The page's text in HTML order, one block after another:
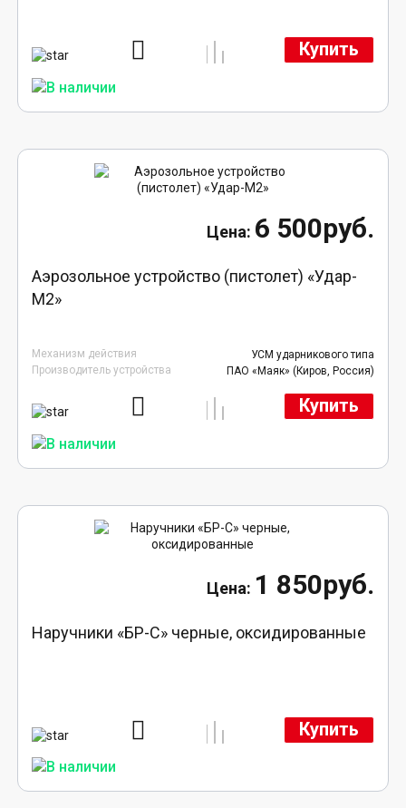
Купить
6 500руб.
Аэрозольное устройство (пистолет) «Удар-
М2»
Механизм действия
УСМ ударникового типа
Производитель устройства
ПАО «Маяк» (Киров, Россия)
Купить
1 850руб.
Наручники «БР-С» черные, оксидированные
Купить